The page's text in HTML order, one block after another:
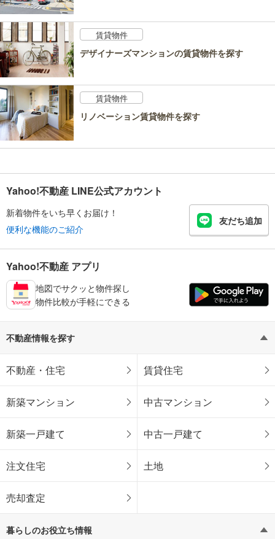
賃貸物件
デザイナーズマンションの賃貸物件を探す
賃貸物件
リノベーション賃貸物件を探す
Yahoo!不動産 LINE公式アカウント
新着物件をいち早くお届け！
便利な機能のご紹介
友だち追加
Yahoo!不動産 アプリ
地図でサクッと物件探し
物件比較が手軽にできる
不動産情報を探す
不動産・住宅 賃貸住宅
新築マンション 中古マンション
新築一戸建て 中古一戸建て
注文住宅 土地
売却査定
暮らしのお役立ち情報